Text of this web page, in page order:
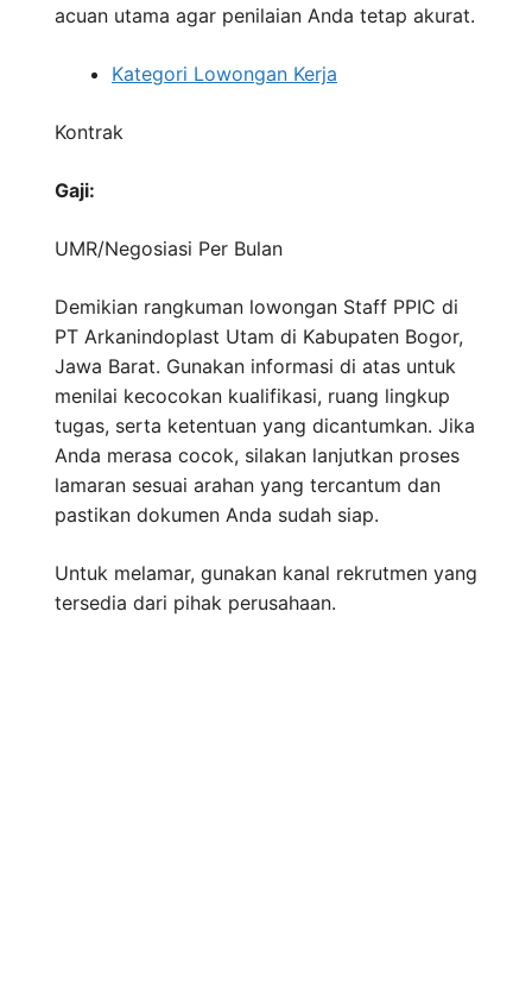
acuan utama agar penilaian Anda tetap akurat.
Kategori Lowongan Kerja
Kontrak
Gaji:
UMR/Negosiasi Per Bulan
Demikian rangkuman lowongan Staff PPIC di
PT Arkanindoplast Utam di Kabupaten Bogor,
Jawa Barat. Gunakan informasi di atas untuk
menilai kecocokan kualifikasi, ruang lingkup
tugas, serta ketentuan yang dicantumkan. Jika
Anda merasa cocok, silakan lanjutkan proses
lamaran sesuai arahan yang tercantum dan
pastikan dokumen Anda sudah siap.
Untuk melamar, gunakan kanal rekrutmen yang
tersedia dari pihak perusahaan.